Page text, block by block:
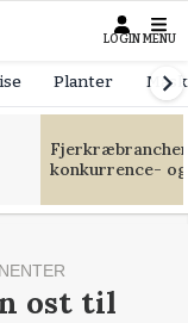
LOGIN MENU
Planter
konkurrence-
ost til